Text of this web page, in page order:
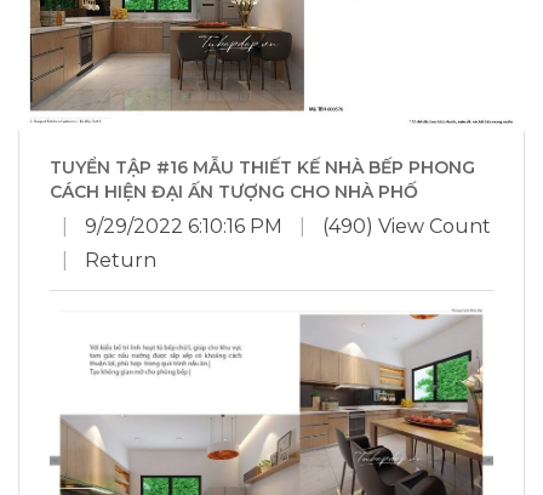
TUYỂN TẬP #16 MẪU THIẾT KẾ NHÀ BẾP PHONG
CÁCH HIỆN ĐẠI ẤN TƯỢNG CHO NHÀ PHỐ
9/29/2022 6:10:16 PM
(490) View Count
Return